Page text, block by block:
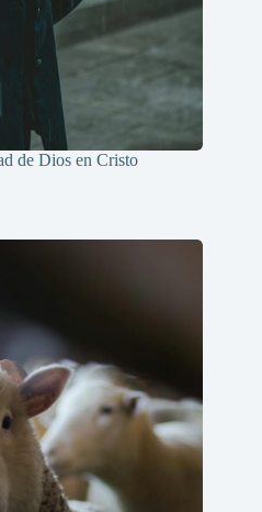
de Dios en Cristo